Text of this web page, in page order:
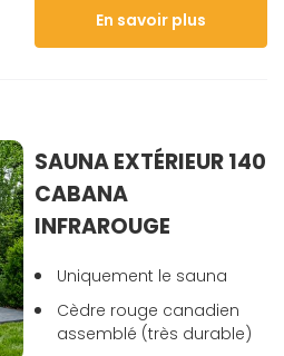
En savoir plus
SAUNA EXTÉRIEUR 140
CABANA
INFRAROUGE
Uniquement le sauna
Cèdre rouge canadien
assemblé (très durable)